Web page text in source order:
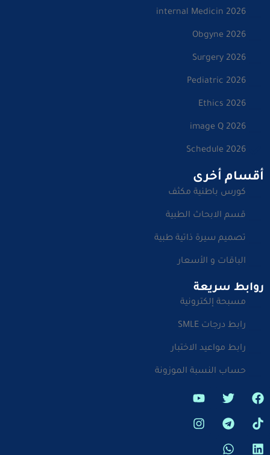
internal Medicin 2026
Obgyne 2026
Surgery 2026
Pediatric 2026
Ethics 2026
image Q 2026
Schedule 2026
أقسام أخرى
كورس باطنية مكثف
قسم الابحاث الطبية
تصميم سيرة ذاتية طبية
الباقات و الأسعار
روابط سريعة
مسبحة إلكترونية
رابط درجات SMLE
رابط مواعيد الاختبار
حساب النسبة الموزونة